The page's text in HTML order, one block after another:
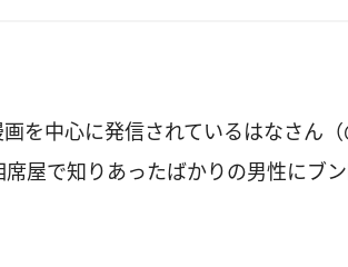
を中心に発信されているはなさん（
屋で知りあったばかりの男性にブ